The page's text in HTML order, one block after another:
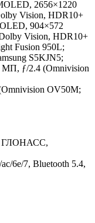
2656×1220
Vision, HDR10+
904×572
Vision, HDR10+
Fusion 950L;
S5KJN5;
МП, ƒ/2.4 (Omnivision
OV50M;
ГЛОНАСС,
6e/7, Bluetooth 5.4,